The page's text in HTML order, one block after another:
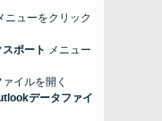
ニューをクリック
ポート メニュー
データファイ